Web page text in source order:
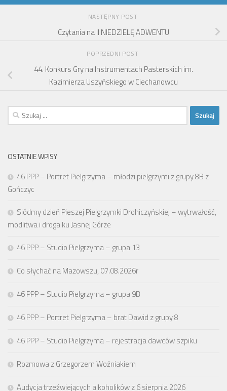
NASTĘPNY POST
Czytania na II NIEDZIELĘ ADWENTU
POPRZEDNI POST
44. Konkurs Gry na Instrumentach Pasterskich im.
Kazimierza Uszyńskiego w Ciechanowcu
Szukaj:
OSTATNIE WPISY
46 PPP – Portret Pielgrzyma – młodzi pielgrzymi z grupy 8B z
Gończyc
Siódmy dzień Pieszej Pielgrzymki Drohiczyńskiej – wytrwałość,
modlitwa i droga ku Jasnej Górze
46 PPP – Studio Pielgrzyma – grupa 13
Co słychać na Mazowszu, 07.08.2026r
46 PPP – Studio Pielgrzyma – grupa 9B
46 PPP – Portret Pielgrzyma – brat Dawid z grupy 8
46 PPP – Studio Pielgrzyma – rejestracja dawców szpiku
Rozmowa z Grzegorzem Woźniakiem
Audycja trzeźwiejących alkoholików z 6 sierpnia 2026